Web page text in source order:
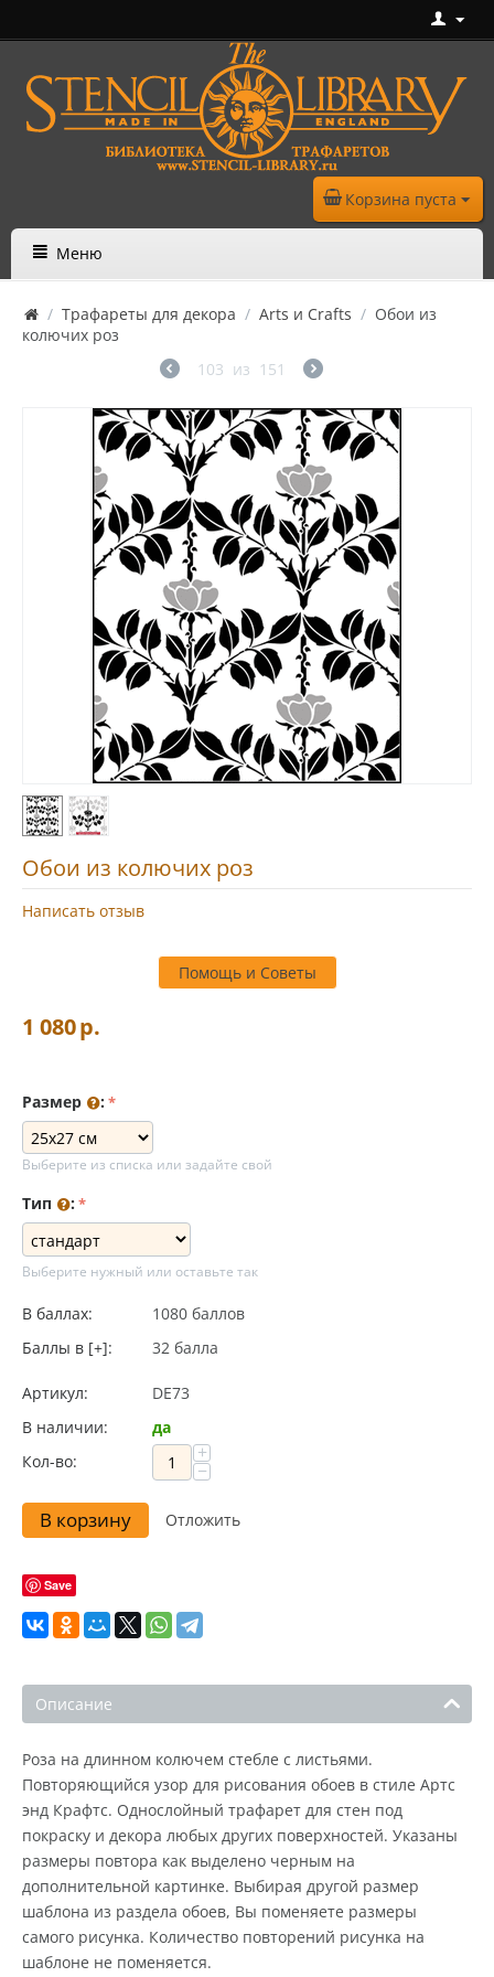
Корзина пуста
Меню
/ Трафареты для декора / Arts и Crafts / Обои из
колючих роз
103 из 151
Обои из колючих роз
Написать отзыв
Помощь и Советы
1 080р.
Размер :
Выберите из списка или задайте свой
Тип :
Выберите нужный или оставьте так
В баллах:
1080 баллов
Баллы в [+]:
32 балла
Артикул:
DE73
В наличии:
да
Кол-во:
+
−
В корзину Отложить
Save
Описание
Роза на длинном колючем стебле с листьями.
Повторяющийся узор для рисования обоев в стиле Артс
энд Крафтс. Однослойный трафарет для стен под
покраску и декора любых других поверхностей. Указаны
размеры повтора как выделено черным на
дополнительной картинке. Выбирая другой размер
шаблона из раздела обоев, Вы поменяете размеры
самого рисунка. Количество повторений рисунка на
шаблоне не поменяется.